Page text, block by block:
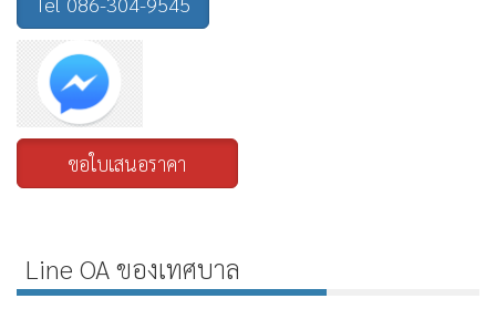
ขอใบเสนอราคา
Line OA ของเทศบาล